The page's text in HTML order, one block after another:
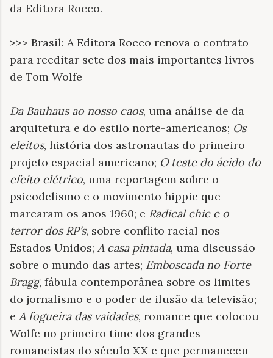
da Editora Rocco.
>>> Brasil: A Editora Rocco renova o contrato
para reeditar sete dos mais importantes livros
de Tom Wolfe
Da Bauhaus ao nosso caos, uma análise de da
arquitetura e do estilo norte-americanos; Os
eleitos, história dos astronautas do primeiro
projeto espacial americano; O teste do ácido do
efeito elétrico, uma reportagem sobre o
psicodelismo e o movimento hippie que
marcaram os anos 1960; e Radical chic e o
terror dos RP’s, sobre conflito racial nos
Estados Unidos; A casa pintada, uma discussão
sobre o mundo das artes; Emboscada no Forte
Bragg, fábula contemporânea sobre os limites
do jornalismo e o poder de ilusão da televisão;
e A fogueira das vaidades, romance que colocou
Wolfe no primeiro time dos grandes
romancistas do século XX e que permaneceu